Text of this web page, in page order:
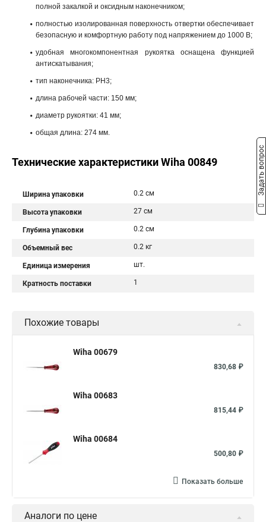
полной закалкой и оксидным наконечником;
полностью изолированная поверхность отвертки обеспечивает
безопасную и комфортную работу под напряжением до 1000 В;
удобная многокомпонентная рукоятка оснащена функцией
антискатывания;
тип наконечника: PH3;
длина рабочей части: 150 мм;
диаметр рукоятки: 41 мм;
общая длина: 274 мм.
Технические характеристики Wiha 00849
Ширина упаковки 0.2 см
Высота упаковки 27 см
Глубина упаковки 0.2 см
Объемный вес 0.2 кг
Единица измерения шт.
Кратность поставки 1
Похожие товары
Wiha 00679
830,68 ₽
Wiha 00683
815,44 ₽
Wiha 00684
500,80 ₽
Показать больше
Аналоги по цене
Задать вопрос